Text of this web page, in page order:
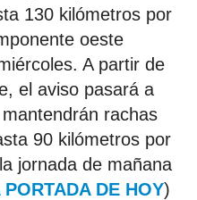
130 kilómetros por
oeste
A partir de
el aviso pasará a
rachas
90 kilómetros por
jornada de mañana
DE HOY)